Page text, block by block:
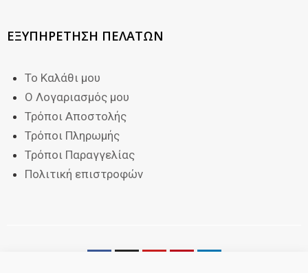
ΕΞΥΠΗΡΕΤΗΣΗ ΠΕΛΑΤΩΝ
Το Καλάθι μου
Ο Λογαριασμός μου
Τρόποι Αποστολής
Τρόποι Πληρωμής
Τρόποι Παραγγελίας
Πολιτική επιστροφών